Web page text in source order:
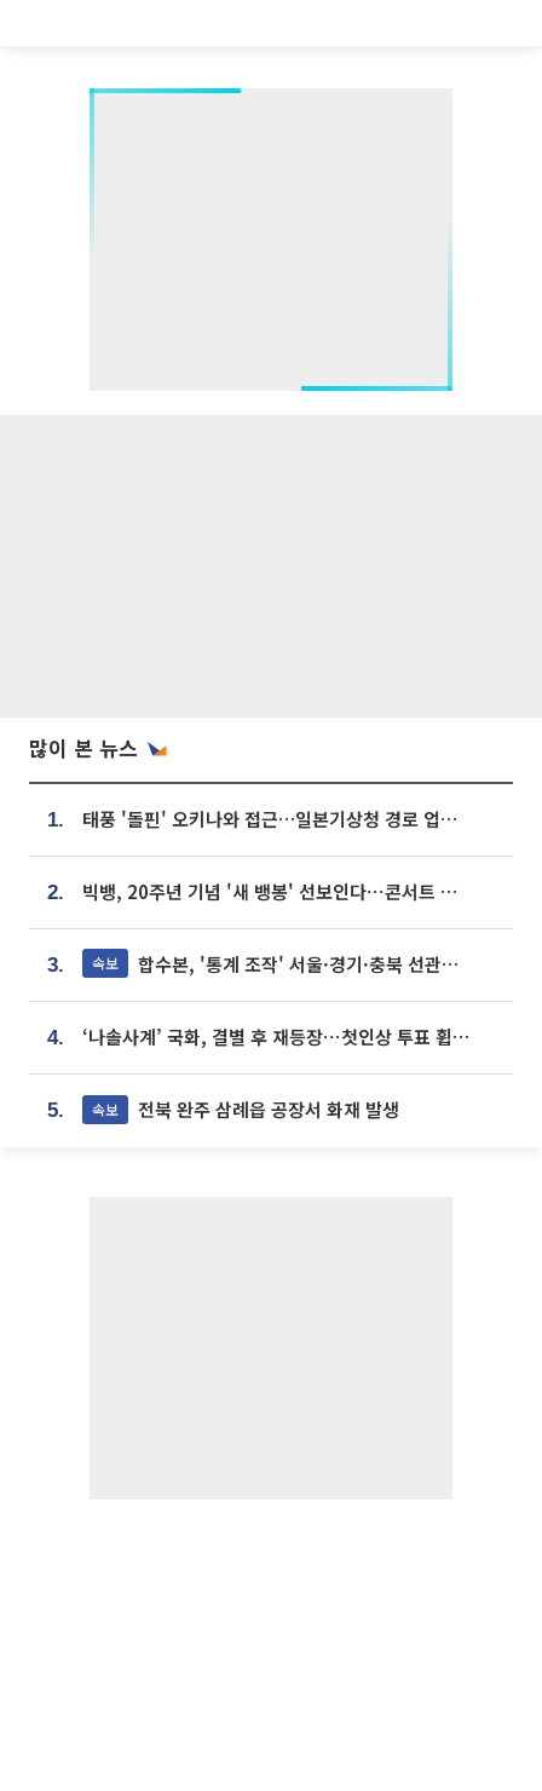
많이 본 뉴스
1. 태풍 '돌핀' 오키나와 접근…일본기상청 경로 업데이트
2. 빅뱅, 20주년 기념 '새 뱅봉' 선보인다⋯콘서트 앞두고 팝업 개최
3. 속보 합수본, '통계 조작' 서울·경기·충북 선관위 등 추가 압수수색
4. ‘나솔사계’ 국화, 결별 후 재등장⋯첫인상 투표 휩쓸고 ‘인기녀’ 등극
5. 속보 전북 완주 삼례읍 공장서 화재 발생